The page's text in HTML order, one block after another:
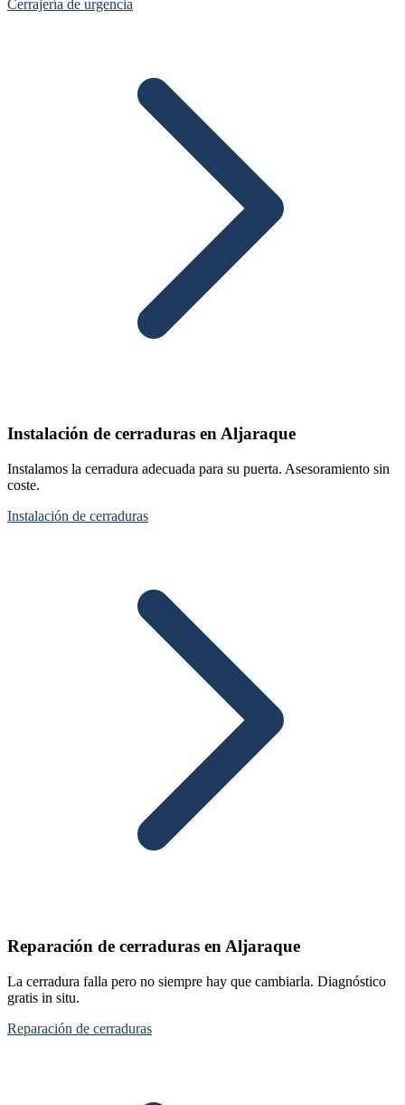
Cerrajería de urgencia
Instalación de cerraduras en Aljaraque
Instalamos la cerradura adecuada para su puerta. Asesoramiento sin
coste.
Instalación de cerraduras
Reparación de cerraduras en Aljaraque
La cerradura falla pero no siempre hay que cambiarla. Diagnóstico
gratis in situ.
Reparación de cerraduras